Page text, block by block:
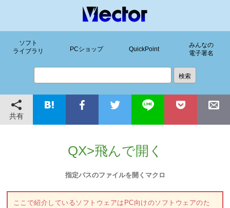
ソフト
ライブラリ
PCショップ QuickPoint
みんなの
電子署名
共有
QX>飛んで開く
指定パスのファイルを開くマクロ
ここで紹介しているソフトウェアはPC向けのソフトウェアのた